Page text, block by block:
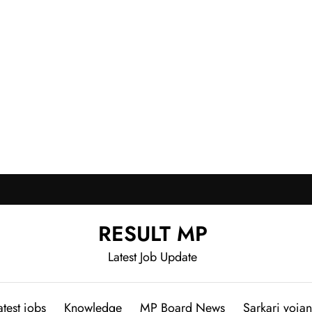
RESULT MP
Latest Job Update
jobs Knowledge MP Board News Sarkari